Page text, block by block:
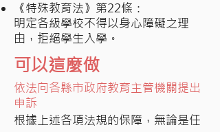
《特殊教育法》第22條：
​明定各級學校不得以身心障礙之理
由，拒絕學生入學。
可以這麼做
依法向各縣市政府教育主管機關提出
申訴
根據上述各項法規的保障，無論是任